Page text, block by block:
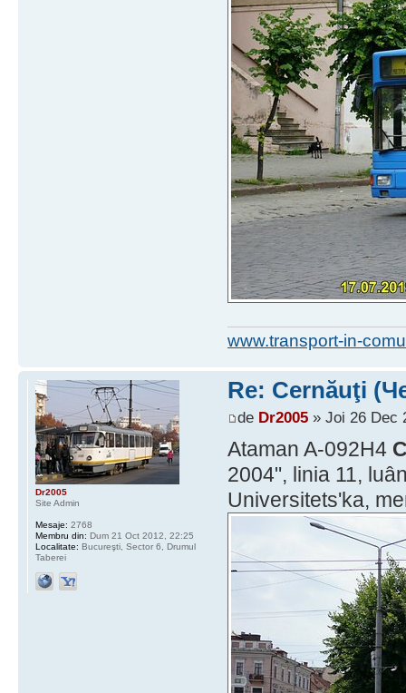
www.transport-in-
Re: Cernăuţi
de Dr2005» Joi 26 Dec
Ataman A-092H4
2004", linia 11,
Universitets'ka,
Dr2005
Site Admin
Mesaje: 2768
Membru din: Dum 21 Oct 2012, 22:25
Localitate: Bucureşti, Sector 6, Drumul
Taberei